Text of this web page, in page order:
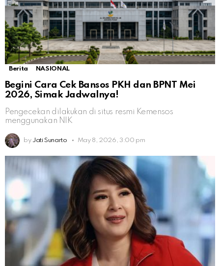
Berita NASIONAL
Begini Cara Cek Bansos PKH dan BPNT Mei
2026, Simak Jadwalnya!
Pengecekan dilakukan di situs resmi Kemensos
menggunakan NIK
by Jati Sunarto May 8, 2026, 3:00 pm